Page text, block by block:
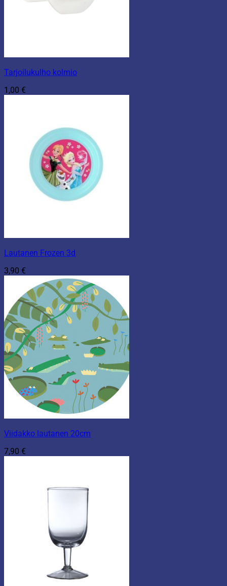
Tarjoilukulho kolmio
1,00 €
Lautanen Frozen 3d
3,90 €
Viidakko lautanen 20cm
7,90 €